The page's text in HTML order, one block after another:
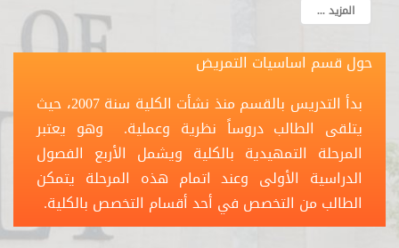
المزيد ...
حول قسم اساسيات التمريض
بدأ التدريس بالقسم منذ نشأت الكلية سنة 2007، حيث
يتلقى الطالب دروساً نظرية وعملية. وهو يعتبر
المرحلة التمهيدية بالكلية ويشمل الأربع الفصول
الدراسية الأولى وعند اتمام هذه المرحلة يتمكن
الطالب من التخصص في أحد أقسام التخصص بالكلية.